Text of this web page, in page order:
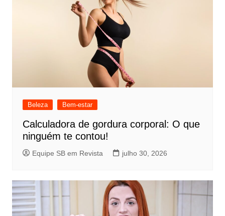
Beleza Bem-estar
Calculadora de gordura corporal: O que
ninguém te contou!
Equipe SB em Revista julho 30, 2026